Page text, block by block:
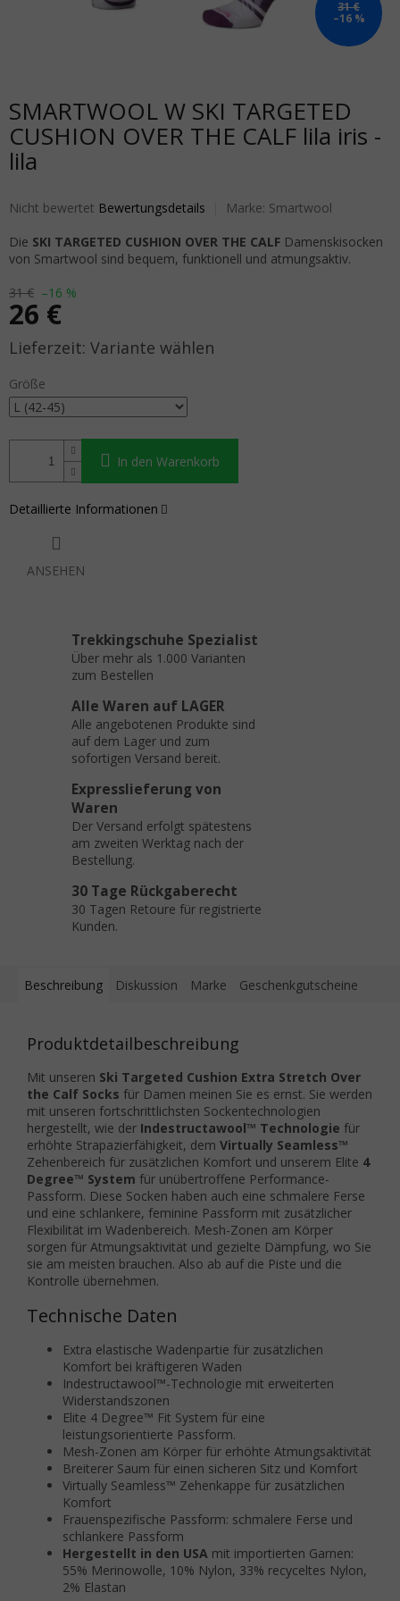
31 €
–16 %
SMARTWOOL W SKI TARGETED
CUSHION OVER THE CALF lila iris -
lila
Die durchschnittliche Produktbewertung ist 0,0 von 5 Sternen.
Nicht bewertet Bewertungsdetails Marke: Smartwool
31 € –16 %
26 €
Verkaufspreis: Variante wählen
Größe
In den Warenkorb
Die SKI TARGETED CUSHION OVER THE CALF Damenskisocken
von Smartwool sind bequem, funktionell und atmungsaktiv.
Detaillierte Informationen
ANSEHEN
Trekkingschuhe Spezialist
Über mehr als 1.000 Varianten
zum Bestellen
Alle Waren auf LAGER
Alle angebotenen Produkte sind
auf dem Lager und zum
sofortigen Versand bereit.
Expresslieferung von
Waren
Der Versand erfolgt spätestens
am zweiten Werktag nach der
Bestellung.
30 Tage Rückgaberecht
30 Tagen Retoure für registrierte
Kunden.
Beschreibung Diskussion Marke Geschenkgutscheine
Produktdetailbeschreibung
Mit unseren Ski Targeted Cushion Extra Stretch Over
the Calf Socks für Damen meinen Sie es ernst. Sie werden
mit unseren fortschrittlichsten Sockentechnologien
hergestellt, wie der Indestructawool™ Technologie für
erhöhte Strapazierfähigkeit, dem Virtually Seamless™
Zehenbereich für zusätzlichen Komfort und unserem Elite 4
Degree™ System für unübertroffene Performance-
Passform. Diese Socken haben auch eine schmalere Ferse
und eine schlankere, feminine Passform mit zusätzlicher
Flexibilität im Wadenbereich. Mesh-Zonen am Körper
sorgen für Atmungsaktivität und gezielte Dämpfung, wo Sie
sie am meisten brauchen. Also ab auf die Piste und die
Kontrolle übernehmen.
Technische Daten
Extra elastische Wadenpartie für zusätzlichen
Komfort bei kräftigeren Waden
Indestructawool™-Technologie mit erweiterten
Widerstandszonen
Elite 4 Degree™ Fit System für eine
leistungsorientierte Passform.
Mesh-Zonen am Körper für erhöhte Atmungsaktivität
Breiterer Saum für einen sicheren Sitz und Komfort
Virtually Seamless™ Zehenkappe für zusätzlichen
Komfort
Frauenspezifische Passform: schmalere Ferse und
schlankere Passform
Hergestellt in den USA mit importierten Garnen:
55% Merinowolle, 10% Nylon, 33% recyceltes Nylon,
2% Elastan